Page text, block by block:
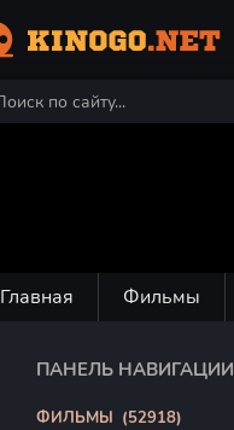
Главная Фильмы
ПАНЕЛЬ НАВИГАЦИИ
ФИЛЬМЫ (52918)